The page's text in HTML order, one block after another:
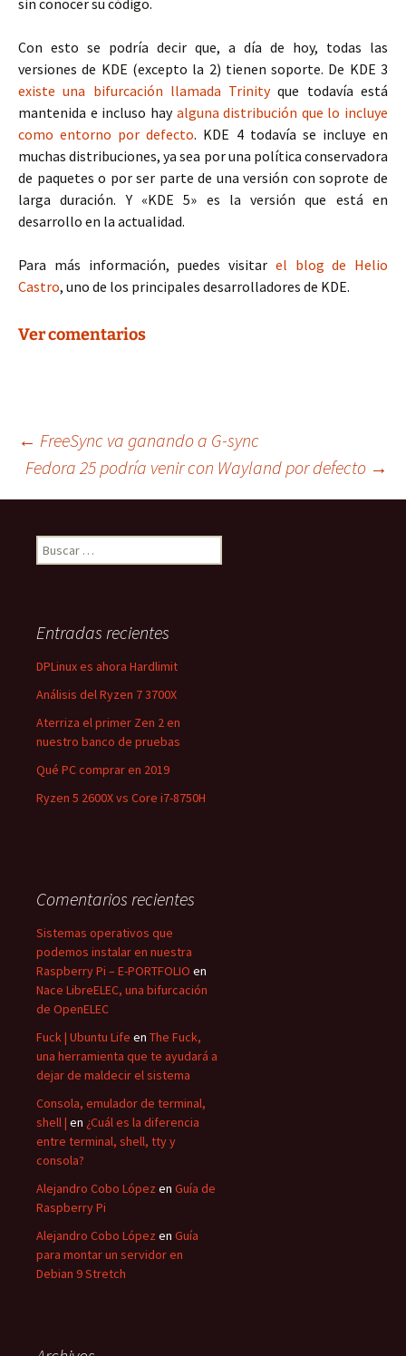
Con esto se podría decir que, a día de hoy, todas las
versiones de KDE (excepto la 2) tienen soporte. De KDE 3
existe una bifurcación llamada Trinityque todavía está
mantenida e incluso hay alguna distribución que lo incluye
como entorno por defecto. KDE 4 todavía se incluye en
muchas distribuciones, ya sea por una política conservadora
de paquetes o por ser parte de una versión con soprote de
larga duración. Y «KDE 5» es la versión que está en
desarrollo en la actualidad.
Para más información, puedes visitar el blog de Helio
Castro, uno de los principales desarrolladores de KDE.
Ver comentarios
Navegación
de
entradas
← FreeSync va ganando a G-sync
Fedora 25 podría venir con Wayland por defecto →
Buscar:
Entradas recientes
DPLinux es ahora Hardlimit
Análisis del Ryzen 7 3700X
Aterriza el primer Zen 2 en
nuestro banco de pruebas
Qué PC comprar en 2019
Ryzen 5 2600X vs Core i7-8750H
Comentarios recientes
Sistemas operativos que
podemos instalar en nuestra
Raspberry Pi – E-PORTFOLIO en
Nace LibreELEC, una bifurcación
de OpenELEC
Fuck | Ubuntu Life en The Fuck,
una herramienta que te ayudará a
dejar de maldecir el sistema
Consola, emulador de terminal,
shell | en ¿Cuál es la diferencia
entre terminal, shell, tty y
consola?
Alejandro Cobo López en Guía de
Raspberry Pi
Alejandro Cobo López en Guía
para montar un servidor en
Debian 9 Stretch